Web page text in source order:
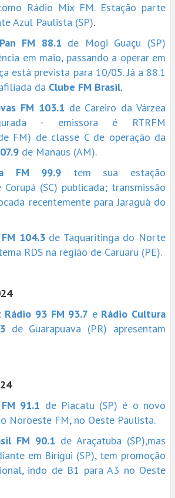
Rádio Mix FM. Estação parte
Azul Paulista (SP).
FM 88.1 de Mogi Guaçu (SP)
em maio, passando a operar em
está prevista para 10/05. Já a 88.1
da Clube FM Brasil.
FM 103.1 de Careiro da Várzea
- emissora é RTRFM
FM) de classe C de operação da
de Manaus (AM).
FM 99.9 tem sua estação
(SC) publicada; transmissão
recentemente para Jaraguá do
104.3de Taquaritinga do Norte
RDS na região de Caruaru (PE).
Rádio 93 FM 93.7 e Rádio Cultura
de Guarapuava (PR) apresentam
91.1 de Piacatu (SP) é o novo
Noroeste FM, no Oeste Paulista.
FM 90.1 de Araçatuba (SP),mas
em Birigui (SP), tem promoção
indo de B1 para A3 no Oeste